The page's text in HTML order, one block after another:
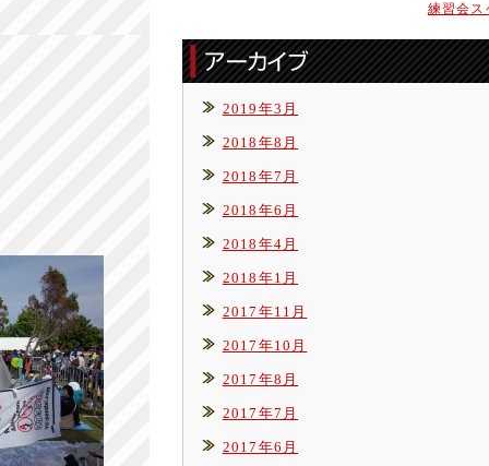
練習会ス
2019年3月
2018年8月
2018年7月
2018年6月
2018年4月
2018年1月
2017年11月
2017年10月
2017年8月
2017年7月
2017年6月